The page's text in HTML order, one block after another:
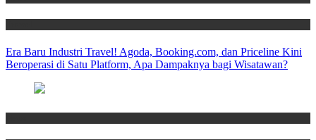
Era Baru Industri Travel! Agoda, Booking.com, dan Priceline Kini
Beroperasi di Satu Platform, Apa Dampaknya bagi Wisatawan?